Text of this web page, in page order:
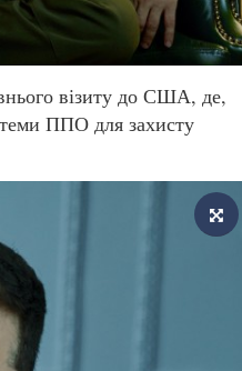
візиту до США, де,
ППО для захисту